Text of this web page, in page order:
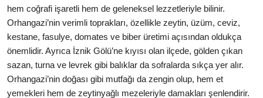
İletişim
Şehirler
Helal Gıda & Dini Hükümler
Gıda Güvenliği & Bilimi
hem coğrafi işaretli hem de geleneksel lezzetleriyle bilinir.
Orhangazi’nin verimli toprakları, özellikle zeytin, üzüm, ceviz,
kestane, fasulye, domates ve biber üretimi açısından oldukça
önemlidir. Ayrıca İznik Gölü’ne kıyısı olan ilçede, gölden çıkan
sazan, turna ve levrek gibi balıklar da sofralarda sıkça yer alır.
Orhangazi’nin doğası gibi mutfağı da zengin olup, hem et
yemekleri hem de zeytinyağlı mezeleriyle damakları şenlendirir.